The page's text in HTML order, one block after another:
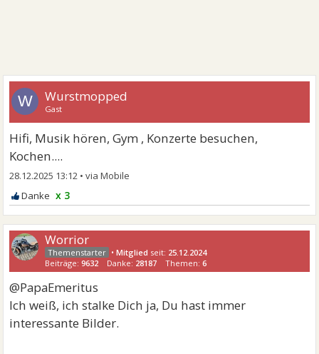
W Wurstmopped
Gast
Hifi, Musik hören, Gym , Konzerte besuchen,
Kochen....
28.12.2025 13:12 •
x 3
Worrior
•Mitglied seit: 25.12.2024
Beiträge:9632 Danke: 28187 Themen:6
@PapaEmeritus
Ich weiß, ich stalke Dich ja, Du hast immer
interessante Bilder.